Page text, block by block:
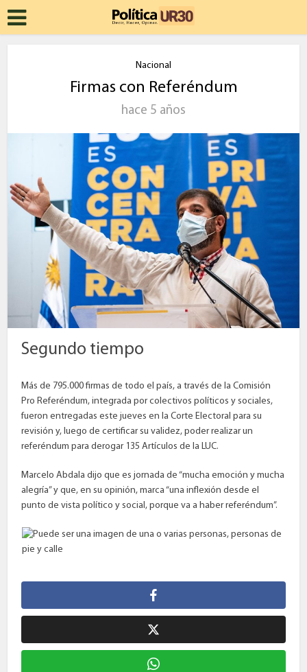
Nacional
Firmas con Referéndum
hace 5 años
Segundo tiempo
Más de 795.000 firmas de todo el país, a través de la Comisión
Pro Referéndum, integrada por colectivos políticos y sociales,
fueron entregadas este jueves en la Corte Electoral para su
revisión y, luego de certificar su validez, poder realizar un
referéndum para derogar 135 Artículos de la LUC.
Marcelo Abdala dijo que es jornada de “mucha emoción y mucha
alegría” y que, en su opinión, marca “una inflexión desde el
punto de vista político y social, porque va a haber referéndum”.